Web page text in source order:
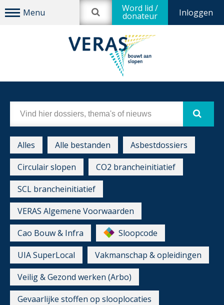
Inloggen
Word lid /
donateur
Alles Alle bestanden
Asbestdossiers
Circulair slopen
CO2 brancheinitiatief
SCL brancheinitiatief
VERAS Algemene Voorwaarden
Cao Bouw & Infra
Sloopcode
UIA SuperLocal
Vakmanschap & opleidingen
Veilig & Gezond werken (Arbo)
Gevaarlijke stoffen op slooplocaties